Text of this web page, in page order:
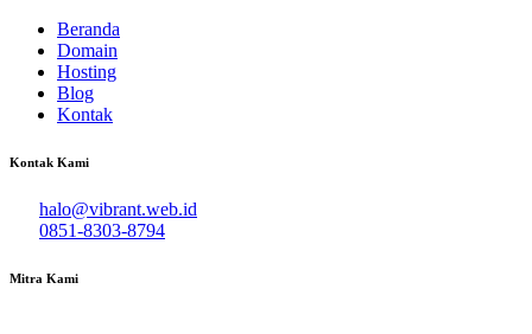
Beranda
Domain
Hosting
Blog
Kontak
Kontak Kami
halo@vibrant.web.id
0851-8303-8794
Mitra Kami